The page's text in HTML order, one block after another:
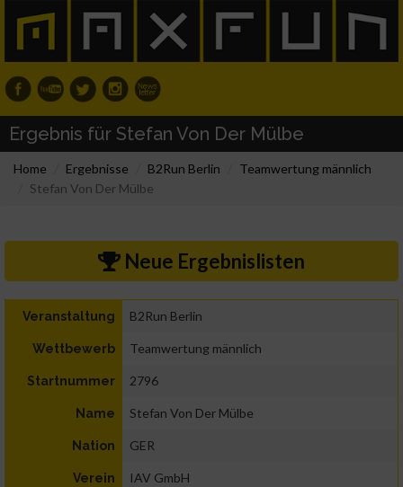
Ergebnis für Stefan Von Der Mülbe
Home Ergebnisse B2Run Berlin
Teamwertung männlich
Stefan Von Der Mülbe
Neue Ergebnislisten
Veranstaltung B2Run Berlin
Wettbewerb Teamwertung männlich
Startnummer 2796
Name Stefan Von Der Mülbe
Nation GER
Verein IAV GmbH